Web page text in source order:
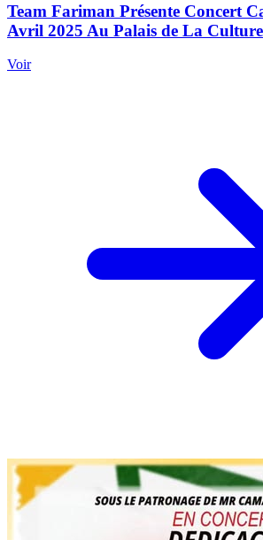
Team Fariman Présente Concert
Avril 2025 Au Palais de La Culture
Voir